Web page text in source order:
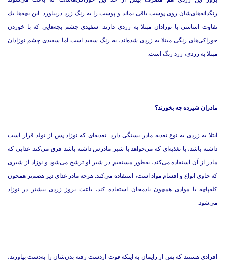
رنگدانه‌های‌شان روی پوست باقی بماند و پوست را به رنگ زرد دربیاورد. این بچه‌ها یك
تفاوت اساسی با نوزادان مبتلا به زردی دارند. سفیدی چشم بچه‌هایی كه با خوردن
خوراكی‌های رنگی مبتلا به زردی شده‌اند، به رنگ سفید است اما سفیدی چشم نوزادان
مبتلا به زردی، زرد رنگ است.
مادران شیرده چه بخورند؟
ابتلا به زردی به نوع تغذیه مادر بستگی دارد. تغذیه‌ای كه نوزاد پس از تولد قرار است
داشته باشد، با تغذیه‌ای كه می‌خواهد با شیر مادرش داشته باشد فرق می‌كند. غذایی كه
مادر از آن استفاده می‌كند، به‌طور مستقیم در شیر او ترشح می‌شود و نوزاد از شیری
كه حاوی انواع و اقسام مواد است، استفاده می‌كند. هرچه مادر غذای دیر هضم‌تر همچون
كله‌پاچه یا موادی همچون بادمجان استفاده كند، باعث بروز زردی بیشتر در نوزاد
می‌شود.
افرادی هستند که پس از زایمان به اینكه قوت ازدست رفته بدن‌شان را به‌دست بیاورند،